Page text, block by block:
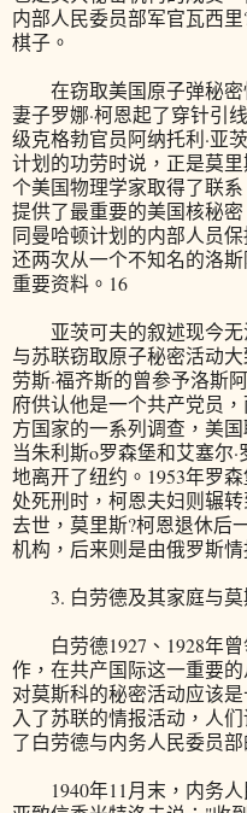
内部人民委员部军官瓦西
棋子。
在窃取美国原子弹秘密
妻子罗娜·柯恩起了穿针引
级克格勃官员阿纳托利·亚
计划的功劳时说，正是莫
个美国物理学家取得了联
提供了最重要的美国核秘
同曼哈顿计划的内部人员
还两次从一个不知名的洛
重要资料。16
亚茨可夫的叙述现今无
与苏联窃取原子秘密活动
劳斯·福齐斯的曾参予洛斯
府供认他是一个共产党员
方国家的一系列调查，美
当朱利斯o罗森堡和艾塞尔
地离开了纽约。1953年罗
处死刑时，柯恩夫妇则辗
去世，莫里斯?柯恩退休后
机构，后来则是由俄罗斯
3. 白劳德及其家庭与莫
白劳德1927、1928年曾
作，在共产国际这一重要
对莫斯科的秘密活动应该
入了苏联的情报活动，人
了白劳德与内务人民委员部
1940年11月末，内务人